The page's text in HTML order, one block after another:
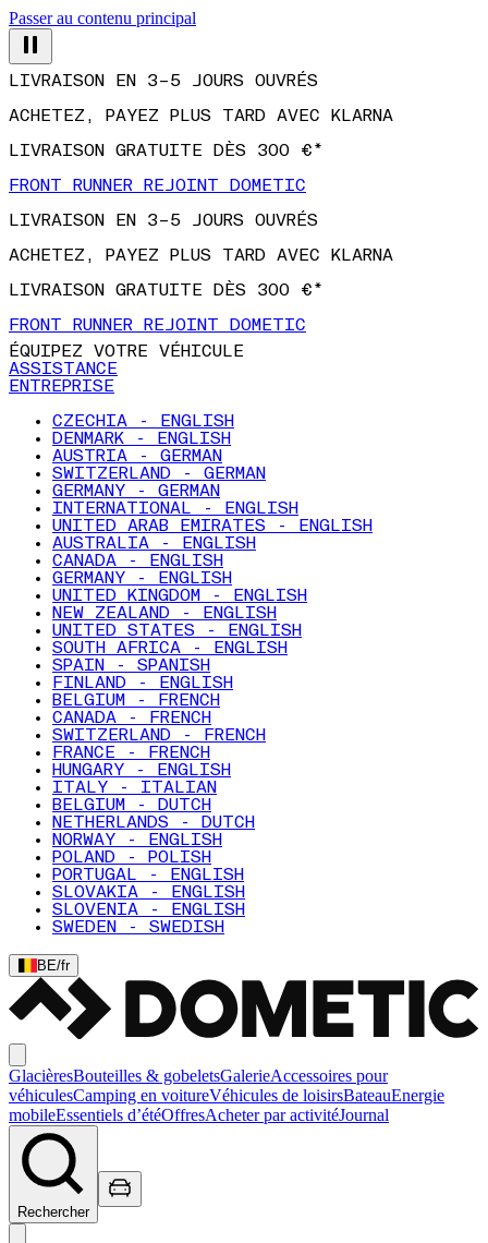
Passer au contenu principal
LIVRAISON EN 3–5 JOURS OUVRÉS
ACHETEZ, PAYEZ PLUS TARD AVEC KLARNA
LIVRAISON GRATUITE DÈS 300 €*
FRONT RUNNER REJOINT DOMETIC
LIVRAISON EN 3–5 JOURS OUVRÉS
ACHETEZ, PAYEZ PLUS TARD AVEC KLARNA
LIVRAISON GRATUITE DÈS 300 €*
FRONT RUNNER REJOINT DOMETIC
ÉQUIPEZ VOTRE VÉHICULE
ASSISTANCE
ENTREPRISE
CZECHIA - ENGLISH
DENMARK - ENGLISH
AUSTRIA - GERMAN
SWITZERLAND - GERMAN
GERMANY - GERMAN
INTERNATIONAL - ENGLISH
UNITED ARAB EMIRATES - ENGLISH
AUSTRALIA - ENGLISH
CANADA - ENGLISH
GERMANY - ENGLISH
UNITED KINGDOM - ENGLISH
NEW ZEALAND - ENGLISH
UNITED STATES - ENGLISH
SOUTH AFRICA - ENGLISH
SPAIN - SPANISH
FINLAND - ENGLISH
BELGIUM - FRENCH
CANADA - FRENCH
SWITZERLAND - FRENCH
FRANCE - FRENCH
HUNGARY - ENGLISH
ITALY - ITALIAN
BELGIUM - DUTCH
NETHERLANDS - DUTCH
NORWAY - ENGLISH
POLAND - POLISH
PORTUGAL - ENGLISH
SLOVAKIA - ENGLISH
SLOVENIA - ENGLISH
SWEDEN - SWEDISH
BE/fr
GlacièresBouteilles & gobeletsGalerieAccessoires pour
véhiculesCamping en voitureVéhicules de loisirsBateauEnergie
mobileEssentiels d’étéOffresAcheter par activitéJournal
Rechercher